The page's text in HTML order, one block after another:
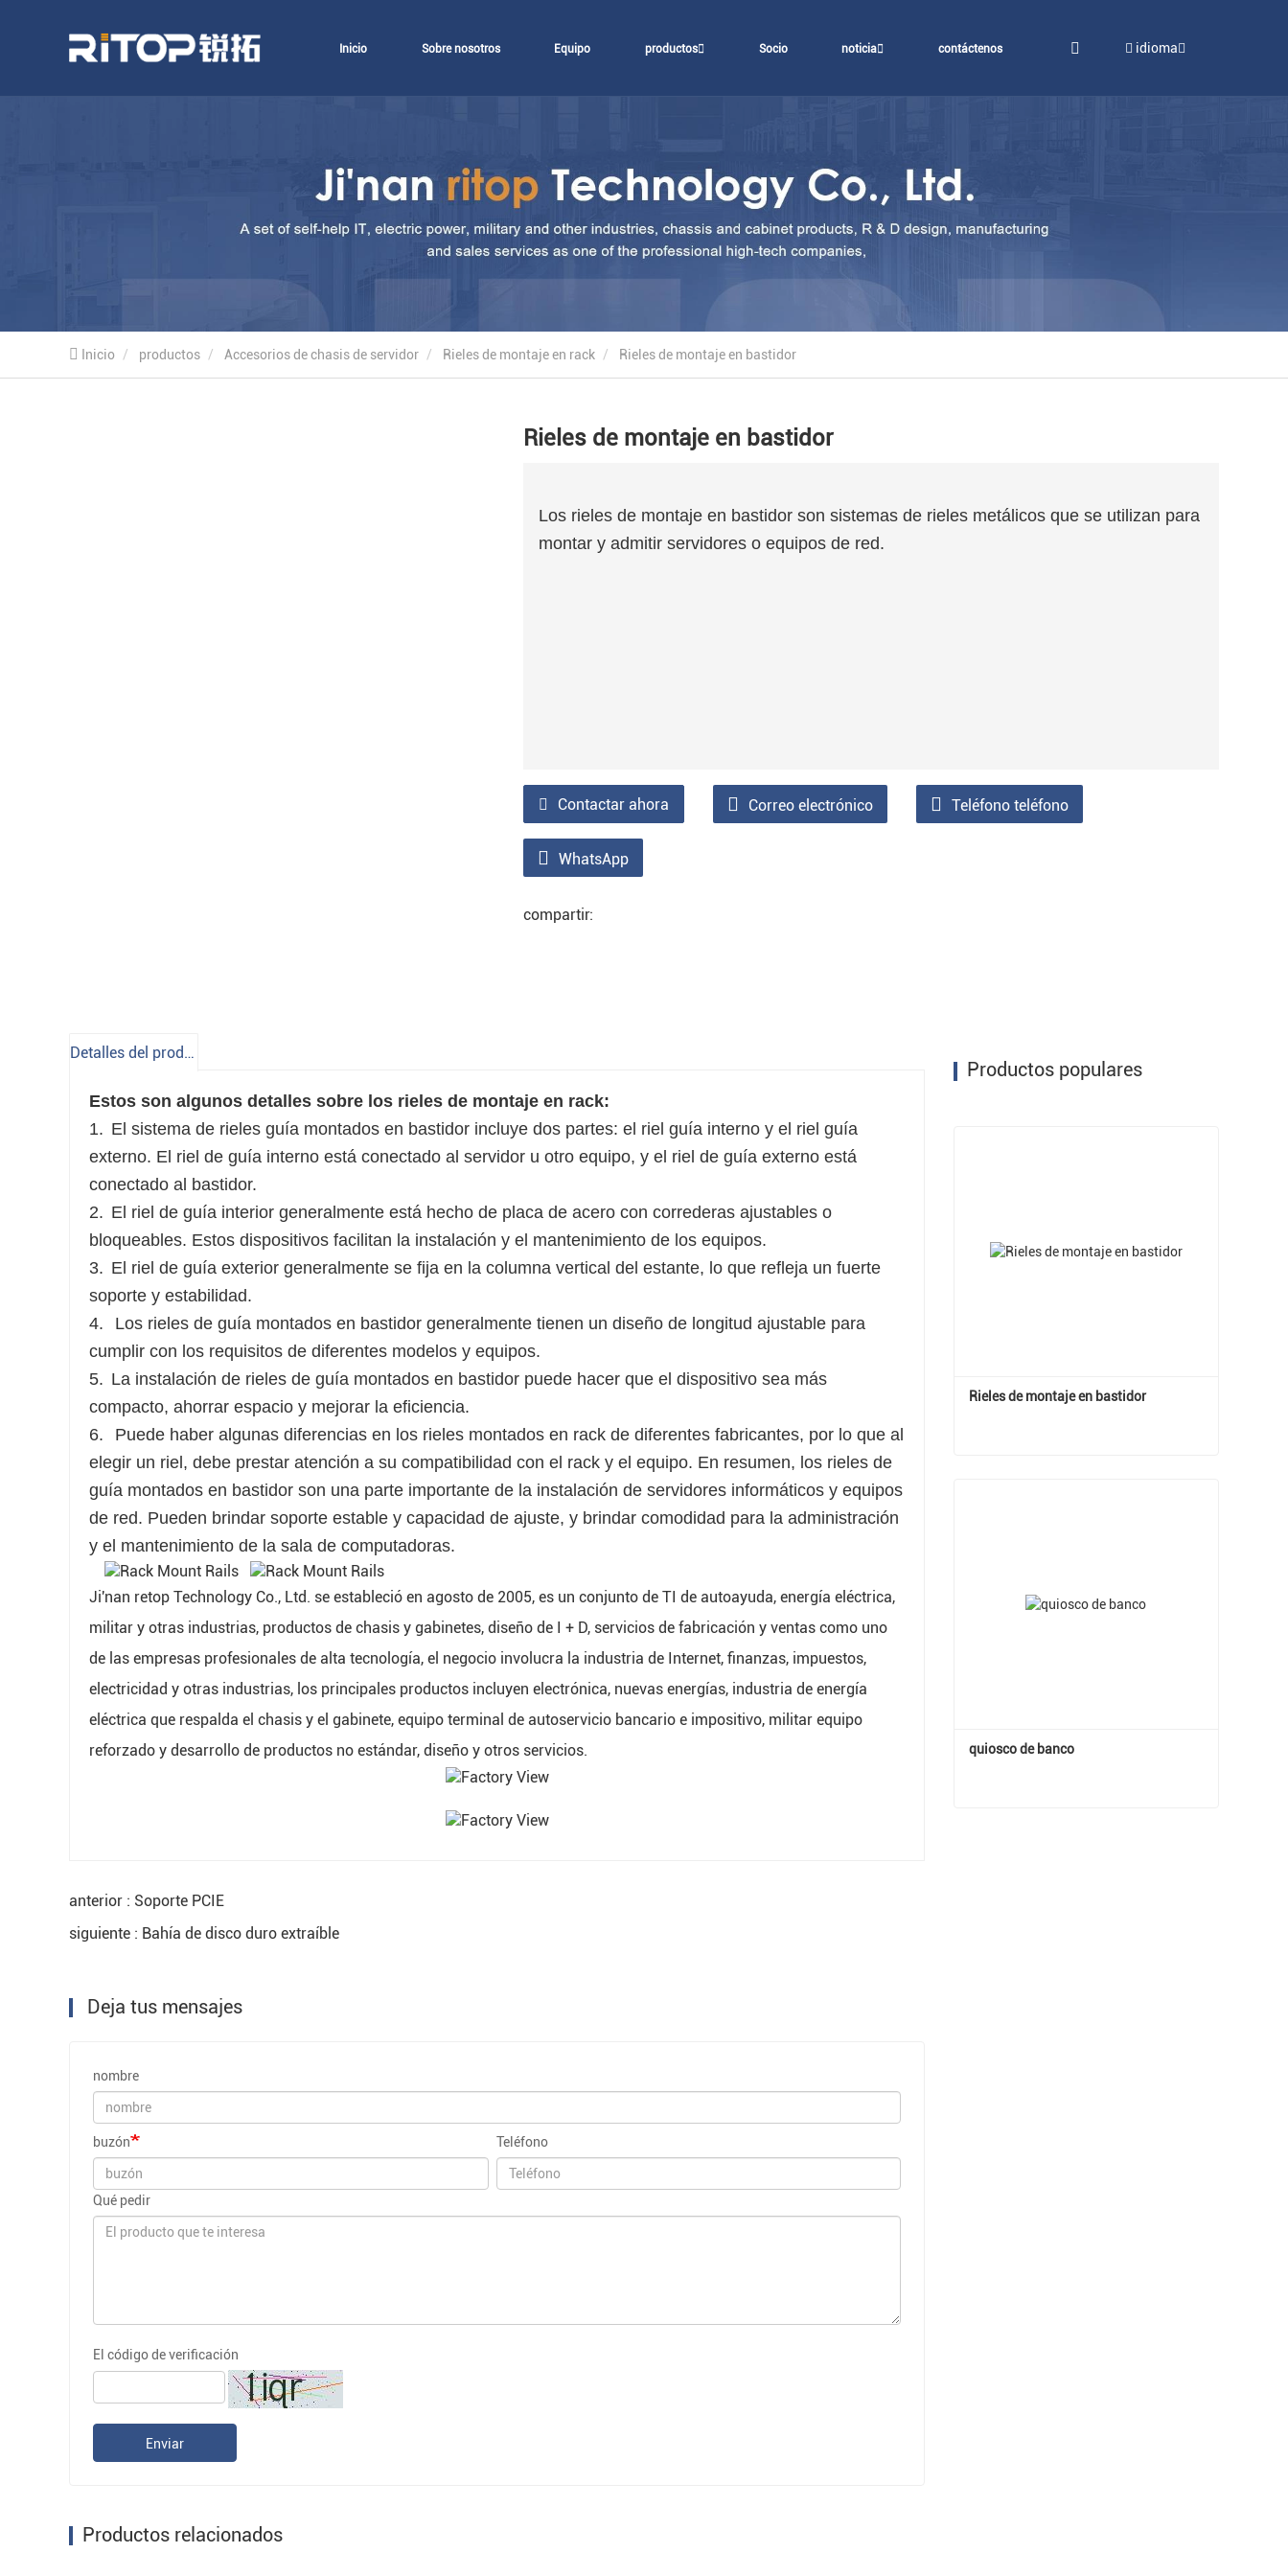
Inicio Sobre nosotros Equipo productos Socio noticia contáctenos idioma
Inicio productos Accesorios de chasis de servidor Rieles de montaje en rack Rieles de montaje en bastidor
Rieles de montaje en bastidor
Los rieles de montaje en bastidor son sistemas de rieles metálicos que se utilizan para
montar y admitir servidores o equipos de red.
Contactar ahora Correo electrónico Teléfono teléfono
WhatsApp
compartir:
Detalles del producto
Estos son algunos detalles sobre los rieles de montaje en rack:
1. El sistema de rieles guía montados en bastidor incluye dos partes: el riel guía interno y el riel guía
externo. El riel de guía interno está conectado al servidor u otro equipo, y el riel de guía externo está
conectado al bastidor.
2. El riel de guía interior generalmente está hecho de placa de acero con correderas ajustables o
bloqueables. Estos dispositivos facilitan la instalación y el mantenimiento de los equipos.
3. El riel de guía exterior generalmente se fija en la columna vertical del estante, lo que refleja un fuerte
soporte y estabilidad.
4.
Los rieles de guía montados en bastidor generalmente tienen un diseño de longitud ajustable para
cumplir con los requisitos de diferentes modelos y equipos.
5. La instalación de rieles de guía montados en bastidor puede hacer que el dispositivo sea más
compacto, ahorrar espacio y mejorar la eficiencia.
6.
Puede haber algunas diferencias en los rieles montados en rack de diferentes fabricantes, por lo que al
elegir un riel, debe prestar atención a su compatibilidad con el rack y el equipo. En resumen, los rieles de
guía montados en bastidor son una parte importante de la instalación de servidores informáticos y equipos
de red. Pueden brindar soporte estable y capacidad de ajuste, y brindar comodidad para la administración
y el mantenimiento de la sala de computadoras.
Ji'nan retop Technology Co., Ltd. se estableció en agosto de 2005, es un conjunto de TI de autoayuda, energía eléctrica,
militar y otras industrias, productos de chasis y gabinetes, diseño de I + D, servicios de fabricación y ventas como uno
de las empresas profesionales de alta tecnología, el negocio involucra la industria de Internet, finanzas, impuestos,
electricidad y otras industrias, los principales productos incluyen electrónica, nuevas energías, industria de energía
eléctrica que respalda el chasis y el gabinete, equipo terminal de autoservicio bancario e impositivo, militar equipo
reforzado y desarrollo de productos no estándar, diseño y otros servicios.
anterior : Soporte PCIE
siguiente : Bahía de disco duro extraíble
Deja tus mensajes
nombre
buzón Teléfono
Qué pedir
El código de verificación
Enviar
Productos relacionados
Productos populares
Rieles de montaje en bastidor
quiosco de banco